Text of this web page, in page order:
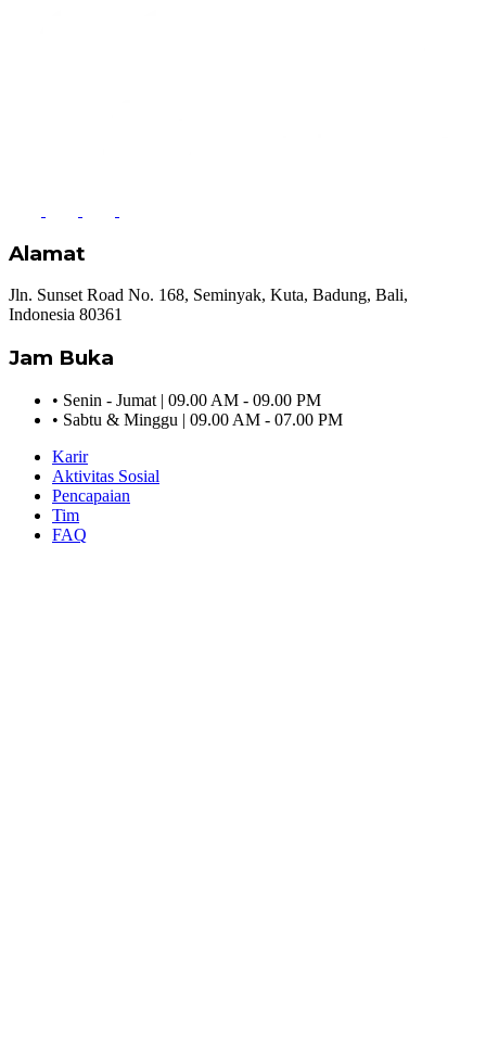
Alamat
Jln. Sunset Road No. 168, Seminyak, Kuta, Badung, Bali,
Indonesia 80361
Jam Buka
• Senin - Jumat | 09.00 AM - 09.00 PM
• Sabtu & Minggu | 09.00 AM - 07.00 PM
Karir
Aktivitas Sosial
Pencapaian
Tim
FAQ